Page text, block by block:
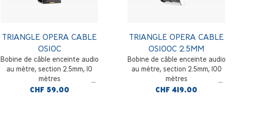
TRIANGLE OPERA CABLE
OS10C
Bobine de câble enceinte audio
au mètre, section 2.5mm, 10
mètres
CHF 59.00
TRIANGLE OPERA CABLE
OS100C 2.5MM
Bobine de câble enceinte audio
au mètre, section 2.5mm, 100
mètres
CHF 419.00